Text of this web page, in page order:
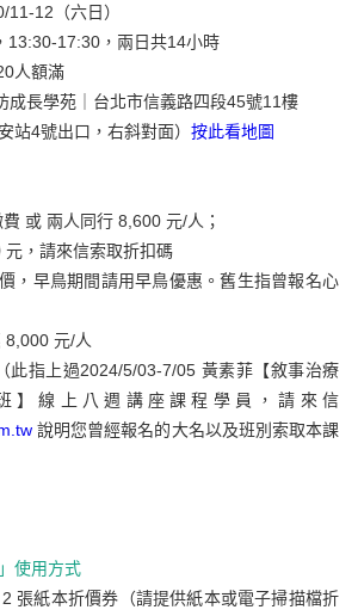
11-12（六日）
13:30-17:30，兩日共14小時
人額滿
成長學苑｜台北市信義路四段45號11樓
出口，右斜對面） 按此看地圖
或 兩人同行 8,600 元/人；
元，請來信索取折扣碼
，早鳥期間請用早鳥優惠。舊生指曾報名心
8,000 元/人
指上過2024/5/03-7/05 黃素菲【敘事治療
】線上八週講座課程學員，請來信
說明您曾經報名的大名以及班別索取本課
使用方式
2 張紙本折價券（請提供紙本或電子掃描檔折